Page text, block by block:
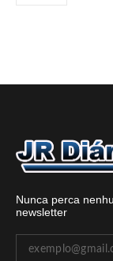
Nunca perca
newsletter